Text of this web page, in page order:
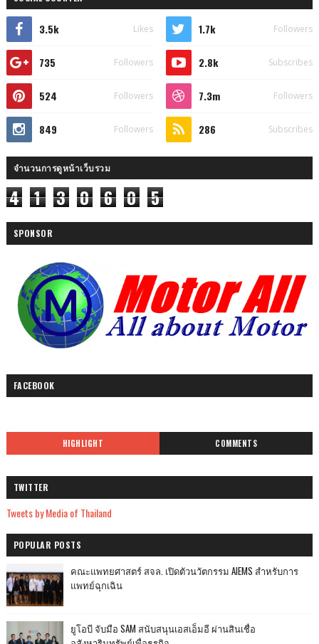
3.5k Likes 1.7k Followers
735 Followers 2.8k Subscribes
524 Followers 7.3m Followers
849 Followers 286 Subscribes
จำนวนการดูหน้าเว็บรวม
4 1 3 0 6 0 5
SPONSOR
FACEBOOK
HIGHLIGHT COMMENTS
TWITTER
Tweets by Media of Thailand
POPULAR POSTS
คณะแพทยศาสตร์ สจล. เปิดตัวนวัตกรรม AIEMS สำหรับการ
แพทย์ฉุกเฉิน
ยูโอบี จับมือ SAM สนับสนุนเอสเอ็มอี ผ่านสินเชื่อ